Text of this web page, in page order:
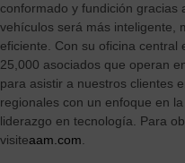
conformado y fundición gracias
vehículos será más inteligente,
eficiente. Con su oficina central
25,000 asociados que operan
para asistir a nuestros clientes
regionales con un enfoque en
liderazgo en tecnología. Para
visiteaam.com